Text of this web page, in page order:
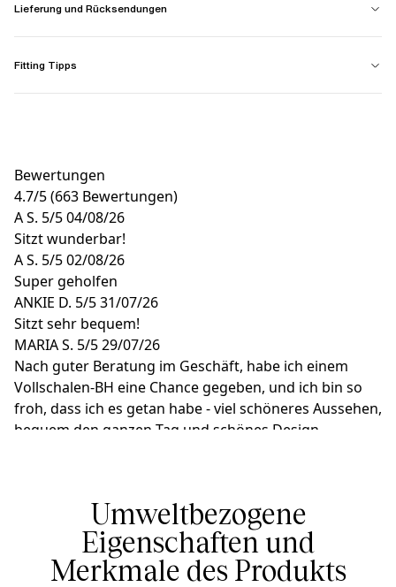
Lieferung und Rücksendungen
Fitting Tipps
Bewertungen
4.7/5(663 Bewertungen)
A S. 5/504/08/26
Sitzt wunderbar!
A S. 5/502/08/26
Super geholfen
ANKIE D. 5/531/07/26
Sitzt sehr bequem!
MARIA S. 5/529/07/26
Nach guter Beratung im Geschäft, habe ich einem
Vollschalen-BH eine Chance gegeben, und ich bin so
froh, dass ich es getan habe - viel schöneres Aussehen,
bequem den ganzen Tag und schönes Design.
Umweltbezogene
Eigenschaften und
Merkmale des Produkts